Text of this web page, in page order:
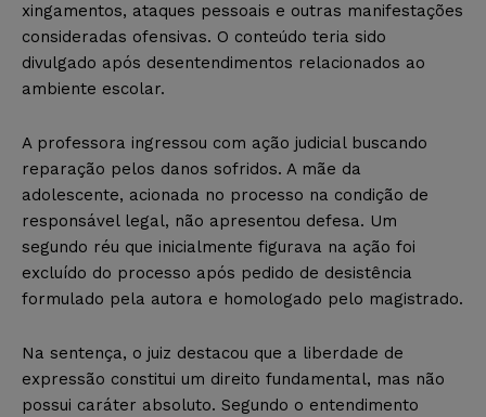
xingamentos, ataques pessoais e outras manifestações
consideradas ofensivas. O conteúdo teria sido
divulgado após desentendimentos relacionados ao
ambiente escolar.
A professora ingressou com ação judicial buscando
reparação pelos danos sofridos. A mãe da
adolescente, acionada no processo na condição de
responsável legal, não apresentou defesa. Um
segundo réu que inicialmente figurava na ação foi
excluído do processo após pedido de desistência
formulado pela autora e homologado pelo magistrado.
Na sentença, o juiz destacou que a liberdade de
expressão constitui um direito fundamental, mas não
possui caráter absoluto. Segundo o entendimento